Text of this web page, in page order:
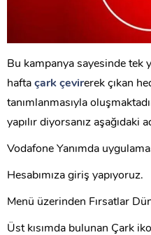
Bu kampanya sayesinde tek
hafta çark çevirerek çıkan
tanımlanmasıyla
yapılır diyorsanız aşağıdaki
Vodafone Yanımda
Hesabımıza giriş yapıyoruz.
Menü üzerinden Fırsatlar
Üst kısımda bulunan Çark